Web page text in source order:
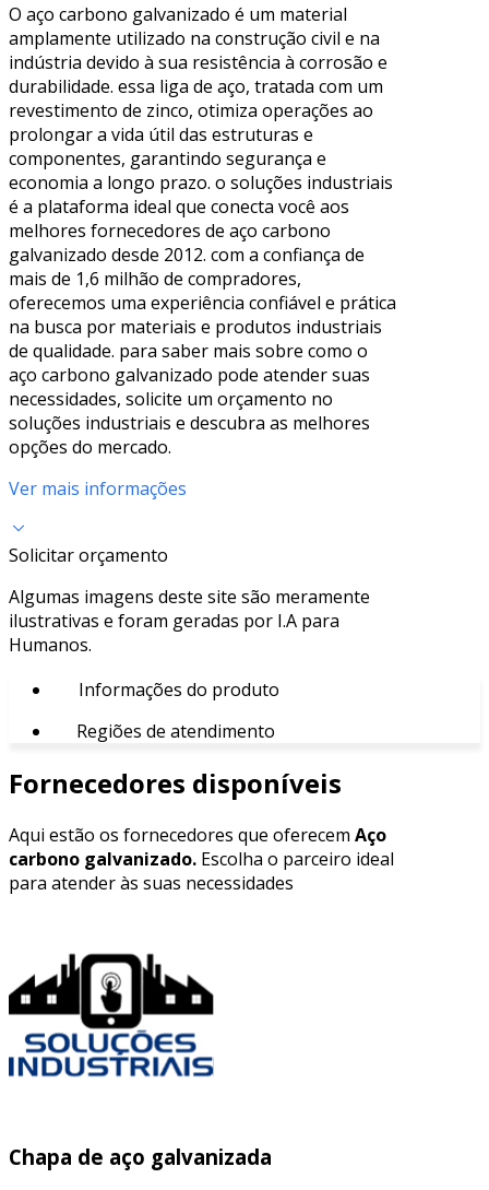
O aço carbono galvanizado é um material
amplamente utilizado na construção civil e na
indústria devido à sua resistência à corrosão e
durabilidade. essa liga de aço, tratada com um
revestimento de zinco, otimiza operações ao
prolongar a vida útil das estruturas e
componentes, garantindo segurança e
economia a longo prazo. o soluções industriais
é a plataforma ideal que conecta você aos
melhores fornecedores de aço carbono
galvanizado desde 2012. com a confiança de
mais de 1,6 milhão de compradores,
oferecemos uma experiência confiável e prática
na busca por materiais e produtos industriais
de qualidade. para saber mais sobre como o
aço carbono galvanizado pode atender suas
necessidades, solicite um orçamento no
soluções industriais e descubra as melhores
opções do mercado.
Ver mais informações
Solicitar orçamento
Algumas imagens deste site são meramente
ilustrativas e foram geradas por I.A para
Humanos.
Informações do produto
Regiões de atendimento
Fornecedores disponíveis
Aqui estão os fornecedores que oferecem Aço
carbono galvanizado. Escolha o parceiro ideal
para atender às suas necessidades
Chapa de aço galvanizada